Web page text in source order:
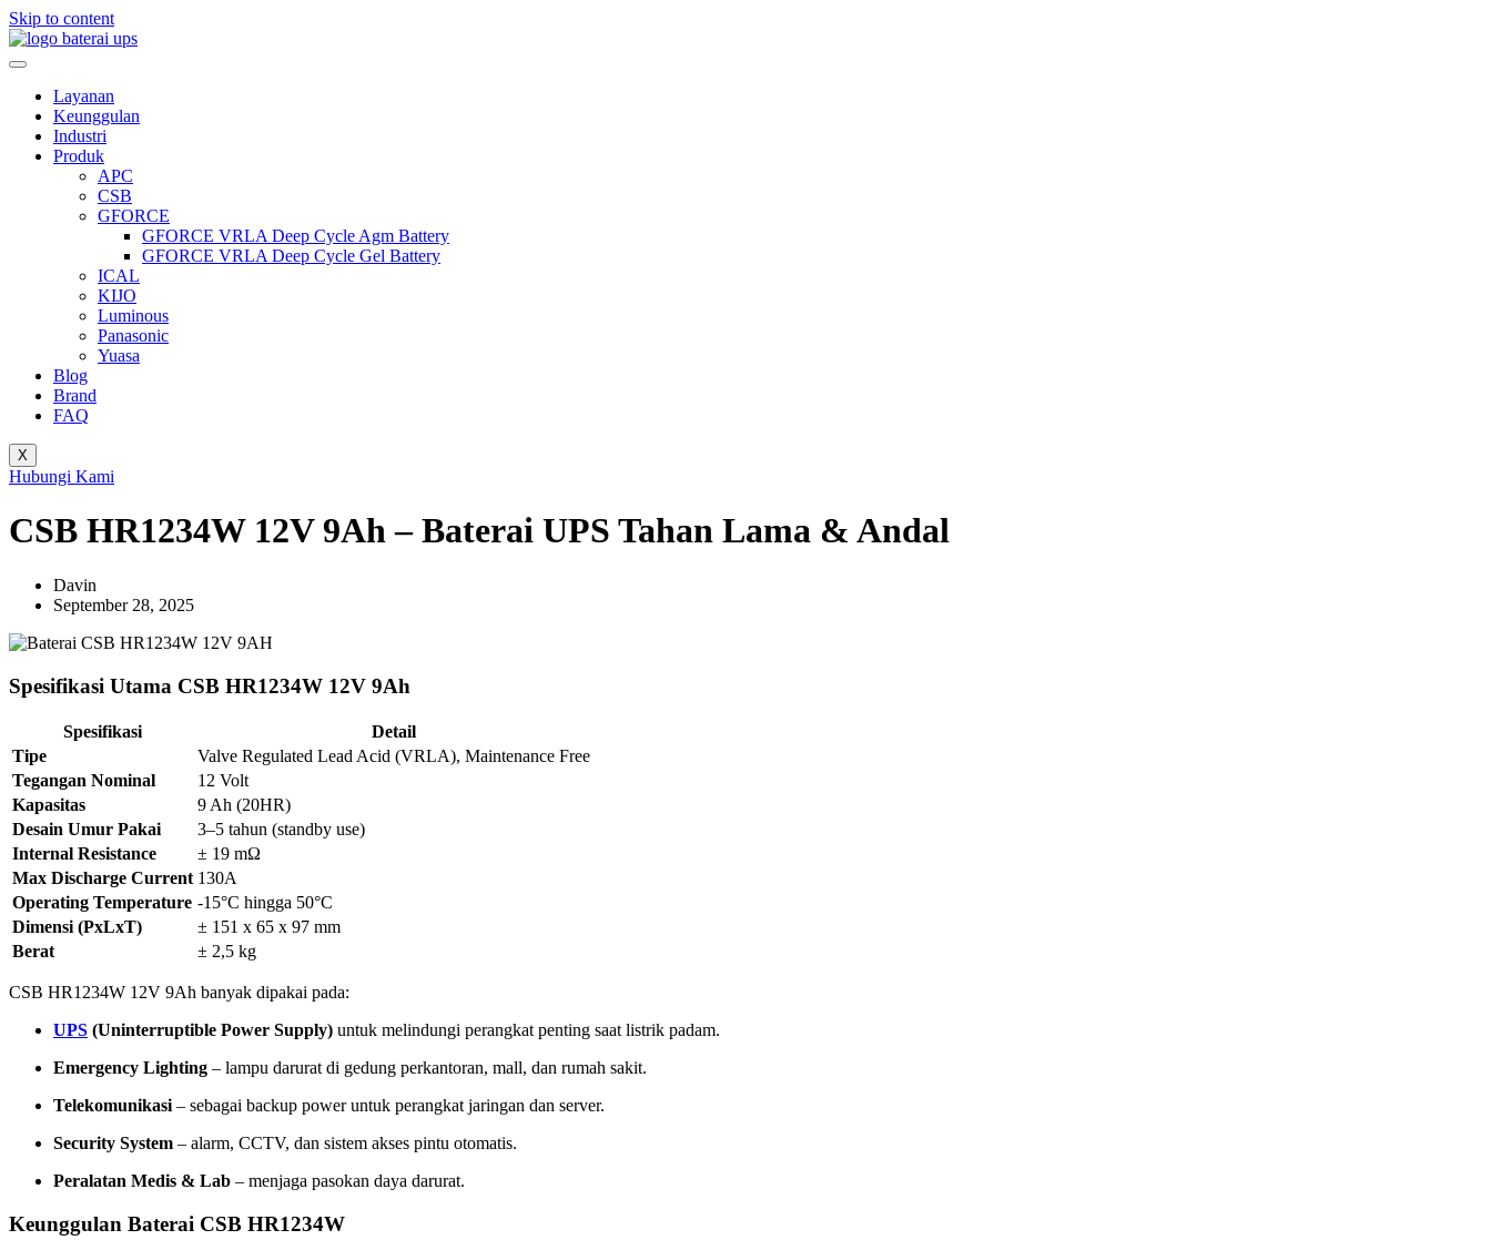
Skip to content
Layanan
Keunggulan
Industri
Produk
APC
CSB
GFORCE
GFORCE VRLA Deep Cycle Agm Battery
GFORCE VRLA Deep Cycle Gel Battery
ICAL
KIJO
Luminous
Panasonic
Yuasa
Blog
Brand
FAQ
X
Hubungi Kami
CSB HR1234W 12V 9Ah – Baterai UPS Tahan Lama & Andal
Davin
September 28, 2025
Spesifikasi Utama CSB HR1234W 12V 9Ah
Spesifikasi
Detail
Tipe
Valve Regulated Lead Acid (VRLA), Maintenance Free
Tegangan Nominal
12 Volt
Kapasitas
9 Ah (20HR)
Desain Umur Pakai
3–5 tahun (standby use)
Internal Resistance
± 19 mΩ
Max Discharge Current 130A
Operating Temperature -15°C hingga 50°C
Dimensi (PxLxT)
± 151 x 65 x 97 mm
Berat
± 2,5 kg
CSB HR1234W 12V 9Ah banyak dipakai pada:
UPS (Uninterruptible Power Supply) untuk melindungi perangkat penting saat listrik padam.
Emergency Lighting – lampu darurat di gedung perkantoran, mall, dan rumah sakit.
Telekomunikasi – sebagai backup power untuk perangkat jaringan dan server.
Security System – alarm, CCTV, dan sistem akses pintu otomatis.
Peralatan Medis & Lab – menjaga pasokan daya darurat.
Keunggulan Baterai CSB HR1234W